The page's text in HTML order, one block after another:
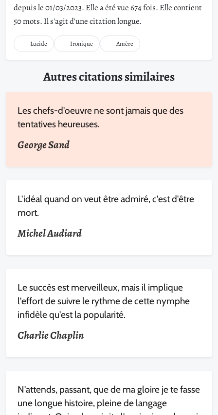
depuis le 01/03/2023. Elle a été vue 674 fois. Elle contient
50 mots. Il s'agit d'une citation longue.
Lucide Ironique Amère
Autres citations similaires
Les chefs-d'oeuvre ne sont jamais que des
tentatives heureuses.
George Sand
L'idéal quand on veut être admiré, c'est d'être
mort.
Michel Audiard
Le succès est merveilleux, mais il implique
l'effort de suivre le rythme de cette nymphe
infidèle qu'est la popularité.
Charlie Chaplin
N'attends, passant, que de ma gloire je te fasse
une longue histoire, pleine de langage